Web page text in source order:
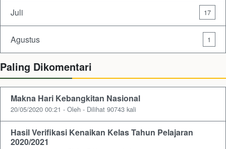
Juli 17
Agustus 1
Paling Dikomentari
Makna Hari Kebangkitan Nasional
20/05/2020 00:21 - Oleh - Dilihat 90743 kali
Hasil Verifikasi Kenaikan Kelas Tahun Pelajaran
2020/2021